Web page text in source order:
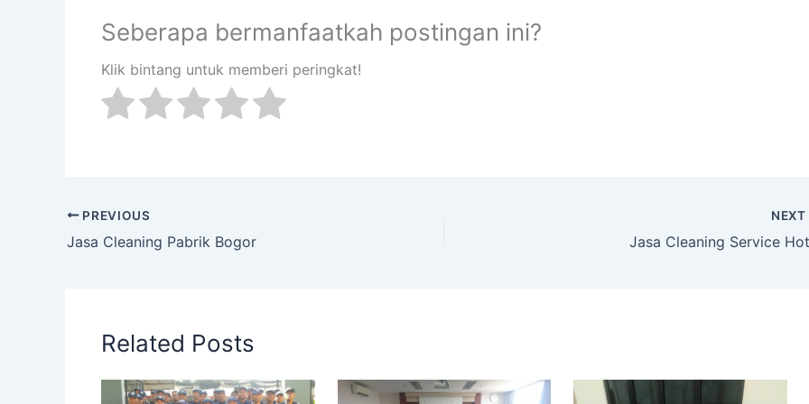
Seberapa bermanfaatkah postingan ini?
Klik bintang untuk memberi peringkat!
PREVIOUS
Jasa Cleaning Pabrik Bogor
NEXT
Jasa Cleaning Service
Related Posts